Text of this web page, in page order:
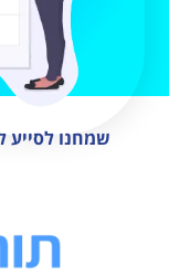
שמחנו לסייע